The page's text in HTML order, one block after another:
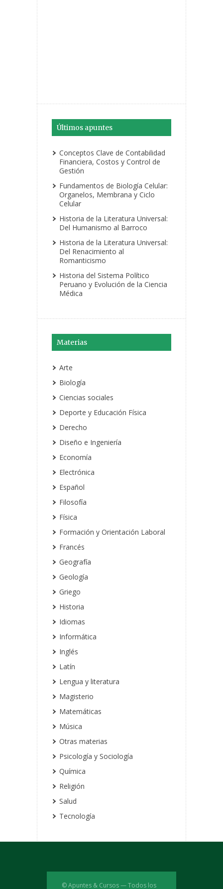
Últimos apuntes
Conceptos Clave de Contabilidad
Financiera, Costos y Control de
Gestión
Fundamentos de Biología Celular:
Organelos, Membrana y Ciclo
Celular
Historia de la Literatura Universal:
Del Humanismo al Barroco
Historia de la Literatura Universal:
Del Renacimiento al
Romanticismo
Historia del Sistema Político
Peruano y Evolución de la Ciencia
Médica
Materias
Arte
Biología
Ciencias sociales
Deporte y Educación Física
Derecho
Diseño e Ingeniería
Economía
Electrónica
Español
Filosofía
Física
Formación y Orientación Laboral
Francés
Geografía
Geología
Griego
Historia
Idiomas
Informática
Inglés
Latín
Lengua y literatura
Magisterio
Matemáticas
Música
Otras materias
Psicología y Sociología
Química
Religión
Salud
Tecnología
© Apuntes & Cursos — Todos los